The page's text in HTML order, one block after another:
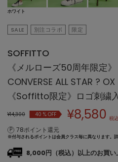
ホワイト
SALE 別注コラボ 限定
SOFFITTO
《メルローズ50周年限定
CONVERSE ALL STAR ? OX
《Soffitto限定》ロゴ刺繍
¥14,300 40 % OFF ¥8,580 税込
78ポイント還元
※付与されるポイントは会員クラス毎に異なります。
8,000円（税込）以上のお買い